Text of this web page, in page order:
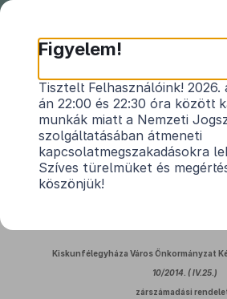
Önkormányzat
testületének 10/
önkormányzati
Zárszámadási rendelet az
évi költségvetésének
Kiskunfélegyháza Város Önkormányzat
10/2014. ( IV.25.)
zárszámadási
Figyelem!
Tisztelt Felhasználóink! 2026.
án 22:00 és 22:30 óra között
munkák miatt a Nemzeti
szolgáltatásában átmeneti
kapcsolatmegszakadásokra
Szíves türelmüket és
köszönjük!